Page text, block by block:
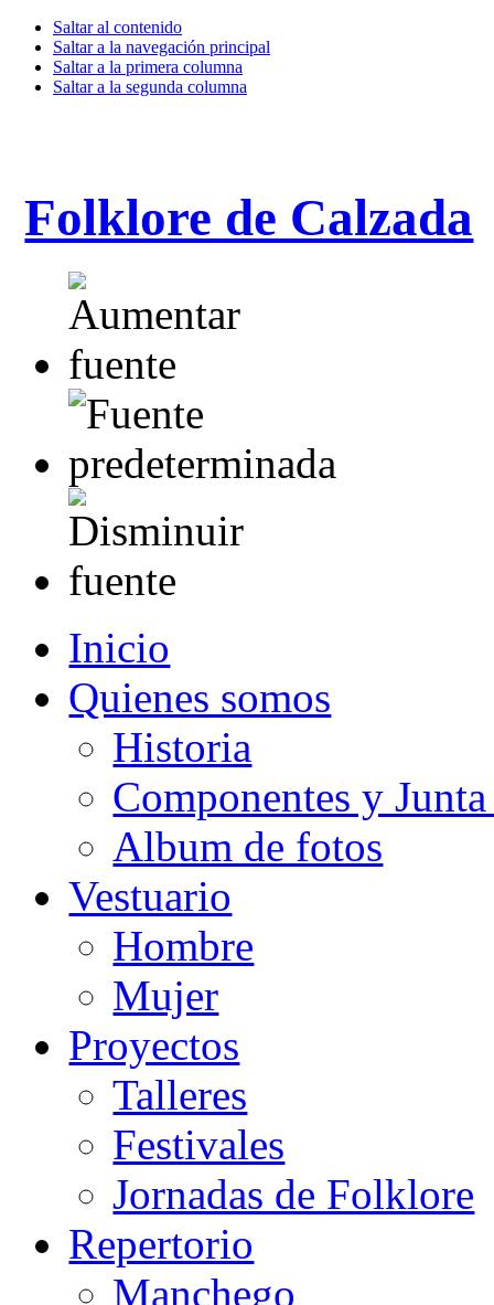
Saltar al contenido
Saltar a la navegación principal
Saltar a la primera columna
Saltar a la segunda columna
Folklore de Calzada
Inicio
Quienes somos
Historia
Componentes y
Album de fotos
Vestuario
Hombre
Mujer
Proyectos
Talleres
Festivales
Jornadas de Folklore
Repertorio
Manchego